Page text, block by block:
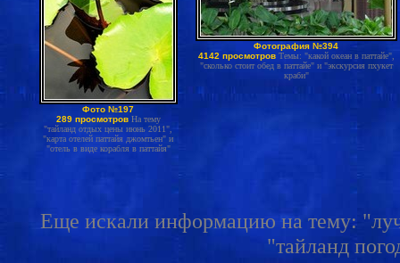
Фото №197
289 просмотров На тему
"тайланд отдых цены июнь 2011",
"карта отелей паттайя джомтьен" и
"отель в виде корабля в паттайя"
Фотография №394
4142 просмотров Темы: "какой океан в паттайе",
"сколько стоит обед в паттайе" и "экскурсия пхукет
краби"
Еще искали информацию на тему:
"тайланд